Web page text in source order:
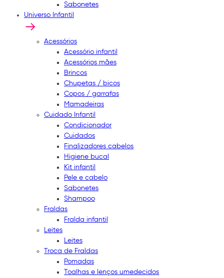
Sabonetes
Universo Infantil
Acessórios
Acessório infantil
Acessórios mães
Brincos
Chupetas / bicos
Copos / garrafas
Mamadeiras
Cuidado Infantil
Condicionador
Cuidados
Finalizadores cabelos
Higiene bucal
Kit infantil
Pele e cabelo
Sabonetes
Shampoo
Fraldas
Fralda infantil
Leites
Leites
Troca de Fraldas
Pomadas
Toalhas e lenços umedecidos